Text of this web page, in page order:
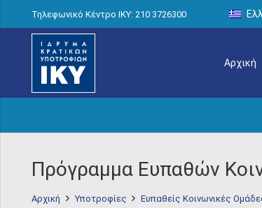
Τηλεφωνικό Κέντρο IKY: 210 3726300
Αρχική
Πρόγραμμα Ευπαθών
Αρχική Υποτροφίες Ευπαθείς Κοινωνικές